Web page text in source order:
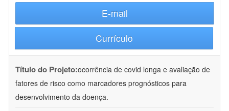
E-mail
Currículo
Título do Projeto:ocorrência de covid longa e avaliação de
fatores de risco como marcadores prognósticos para
desenvolvimento da doença.